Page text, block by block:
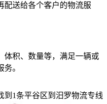
配送给各个客户的物流服
体积、数量等，满足一辆或
。
到 1条平谷区到汨罗物流专线